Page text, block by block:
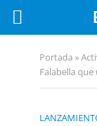
Portada »
Falabella